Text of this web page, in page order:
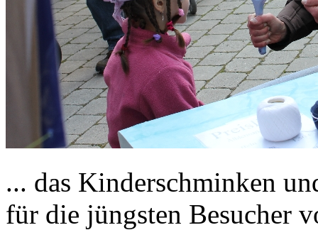
... das Kinderschminken
für die jüngsten Besucher